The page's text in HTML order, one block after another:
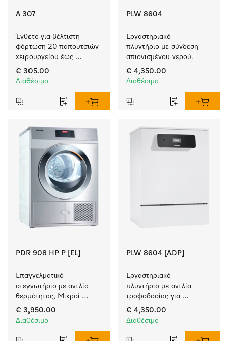
A 307
Ένθετο για βέλτιστη
φόρτωση 20 παπουτσιών
χειρουργείου έως
μέγεθος 48.
€ 305.00
Διαθέσιμο
PLW 8604
Εργαστηριακό
πλυντήριο με σύνδεση
απιονισμένου νερού.
€ 4,350.00
Διαθέσιμο
PDR 908 HP P [EL]
Επαγγελματικό
στεγνωτήριο με αντλία
θερμότητας, Μικροί
Γίγαντες πολύ χαμηλή
κατανάλωση ενέργειας
Μέγεθος φορτίου 8 kg.
€ 3,950.00
Διαθέσιμο
PLW 8604 [ADP]
Εργαστηριακό
πλυντήριο με αντλία
τροφοδοσίας για
απιονισμένο νερό.
€ 4,350.00
Διαθέσιμο